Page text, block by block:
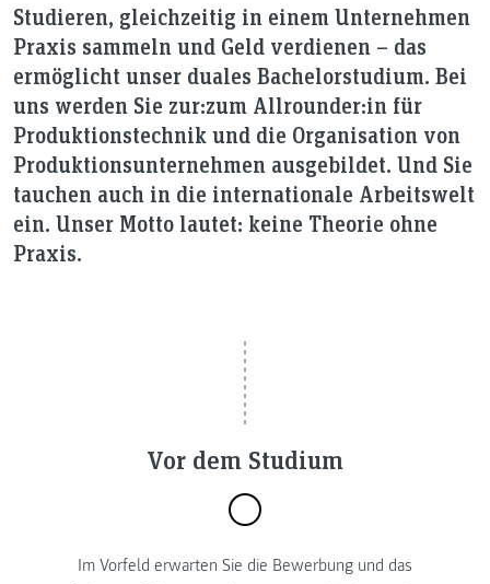
Studieren, gleichzeitig in einem Unternehmen
Praxis sammeln und Geld verdienen – das
ermöglicht unser duales Bachelorstudium. Bei
uns werden Sie zur:zum Allrounder:in für
Produktionstechnik und die Organisation von
Produktionsunternehmen ausgebildet. Und Sie
tauchen auch in die internationale Arbeitswelt
ein. Unser Motto lautet: keine Theorie ohne
Praxis.
Vor dem Studium
Im Vorfeld erwarten Sie die Bewerbung und das